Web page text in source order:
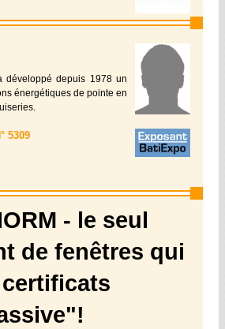
développé depuis 1978 un
énergétiques de pointe en
5309
- le seul
de fenêtres qui